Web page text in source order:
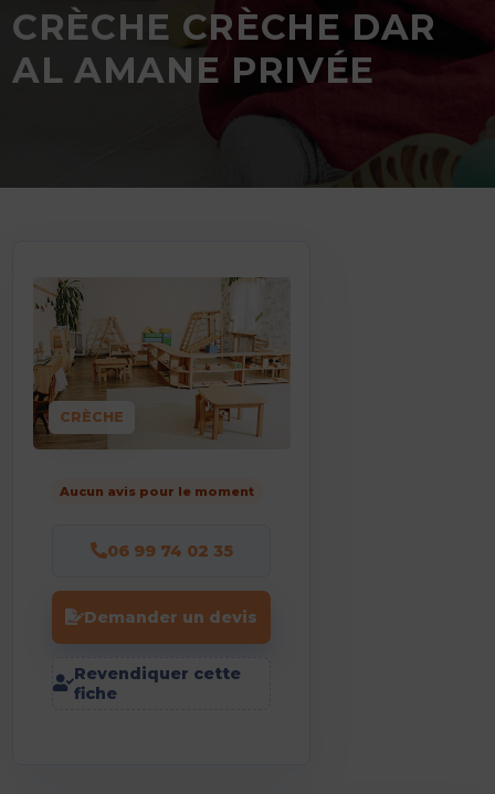
CRÈCHE CRÈCHE DAR
AL AMANE PRIVÉE
CRÈCHE
Aucun avis pour le moment
06 99 74 02 35
Demander un devis
Revendiquer cette
fiche